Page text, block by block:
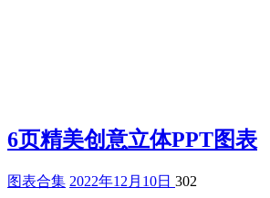
6页精美创意立体PPT图表
图表合集 2022年12月10日 302